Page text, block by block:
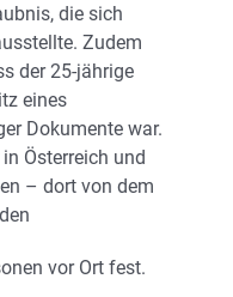
die sich
Zudem
der 25-jährige
eines
Dokumente war.
Österreich und
– dort von dem
vor Ort fest.